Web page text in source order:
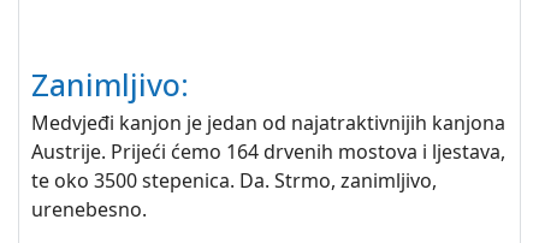
Zanimljivo:
Medvjeđi kanjon je jedan od najatraktivnijih kanjona
Austrije. Prijeći ćemo 164 drvenih mostova i ljestava,
te oko 3500 stepenica. Da. Strmo, zanimljivo,
urenebesno.